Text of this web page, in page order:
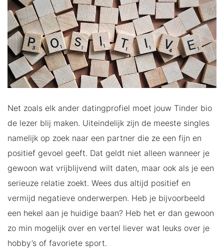
Net zoals elk ander datingprofiel moet jouw Tinder bio
de lezer blij maken. Uiteindelijk zijn de meeste singles
namelijk op zoek naar een partner die ze een fijn en
positief gevoel geeft. Dat geldt niet alleen wanneer je
gewoon wat vrijblijvend wilt daten, maar ook als je een
serieuze relatie zoekt. Wees dus altijd positief en
vermijd negatieve onderwerpen. Heb je bijvoorbeeld
een hekel aan je huidige baan? Heb het er dan gewoon
zo min mogelijk over en vertel liever wat leuks over je
hobby’s of favoriete sport.